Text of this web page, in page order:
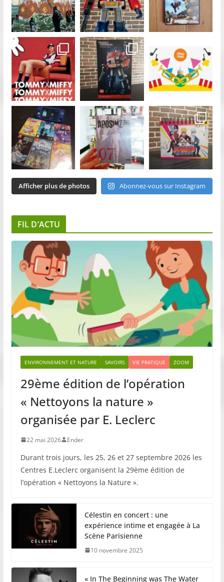
Afficher plus de photos Abonnez-vous sur Instagram
FIL D’ACTU
ENVIRONNEMENT ET NATURE SAVOIRS VIE PRATIQUE ZOOM
29ème édition de l’opération
« Nettoyons la nature »
organisée par E. Leclerc
22 mai 2026 Ender
Durant trois jours, les 25, 26 et 27 septembre 2026 les
Centres E.Leclerc organisent la 29ème édition de
l’opération « Nettoyons la Nature ».
Célestin en concert : une
expérience intime et engagée à La
Scène Parisienne
10 novembre 2025
« In The Beginning was The Water